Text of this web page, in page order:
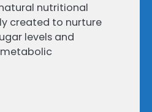
nutritional
created to nurture
levels and